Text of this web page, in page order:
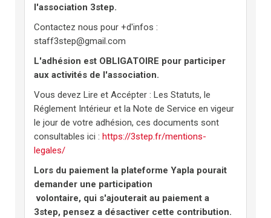
l'association 3step.
Contactez nous pour +d'infos :
staff3step@gmail.com
L'adhésion est OBLIGATOIRE pour participer
aux activités de l'association.
Vous devez Lire et Accépter : Les Statuts, le
Réglement Intérieur et la Note de Service en vigeur
le jour de votre adhésion, ces documents sont
consultables ici : https://3step.fr/mentions-
legales/
Lors du paiement la plateforme Yapla pourait
demander une participation
volontaire, qui s'ajouterait au paiement a
3step, pensez a désactiver cette contribution.